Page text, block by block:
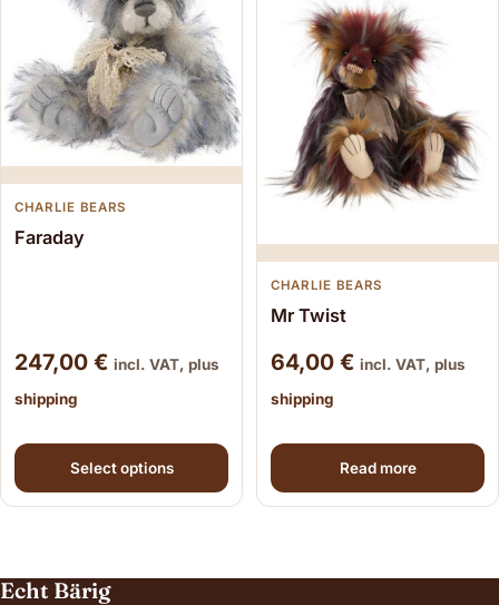
CHARLIE BEARS
Faraday
247,00 € incl. VAT, plus
shipping
Select options
This product has multiple variants. The options may
CHARLIE BEARS
Mr Twist
64,00 € incl. VAT, plus
shipping
Read more
Echt Bärig